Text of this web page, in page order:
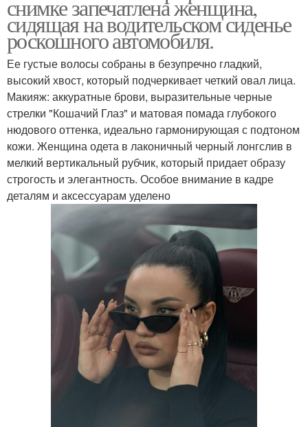
снимке запечатлена женщина,
сидящая на водительском сиденье
роскошного автомобиля.
Ее густые волосы собраны в безупречно гладкий,
высокий хвост, который подчеркивает четкий овал лица.
Макияж: аккуратные брови, выразительные черные
стрелки "Кошачий Глаз" и матовая помада глубокого
нюдового оттенка, идеально гармонирующая с подтоном
кожи. Женщина одета в лаконичный черный лонгслив в
мелкий вертикальный рубчик, который придает образу
строгость и элегантность. Особое внимание в кадре
деталям и аксессуарам уделено